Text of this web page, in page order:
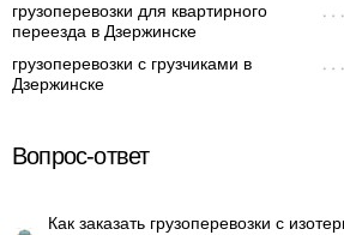
грузоперевозки для квартирного
переезда в Дзержинске
грузоперевозки с грузчиками в
Дзержинске
Вопрос-ответ
Как заказать грузоперевозки с